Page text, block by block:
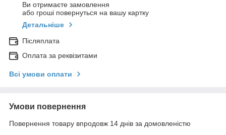
Ви отримаєте замовлення
або гроші повернуться на вашу картку
Детальніше
Післяплата
Оплата за реквізитами
Всі умови оплати
Умови повернення
Повернення товару впродовж 14 днів за домовленістю